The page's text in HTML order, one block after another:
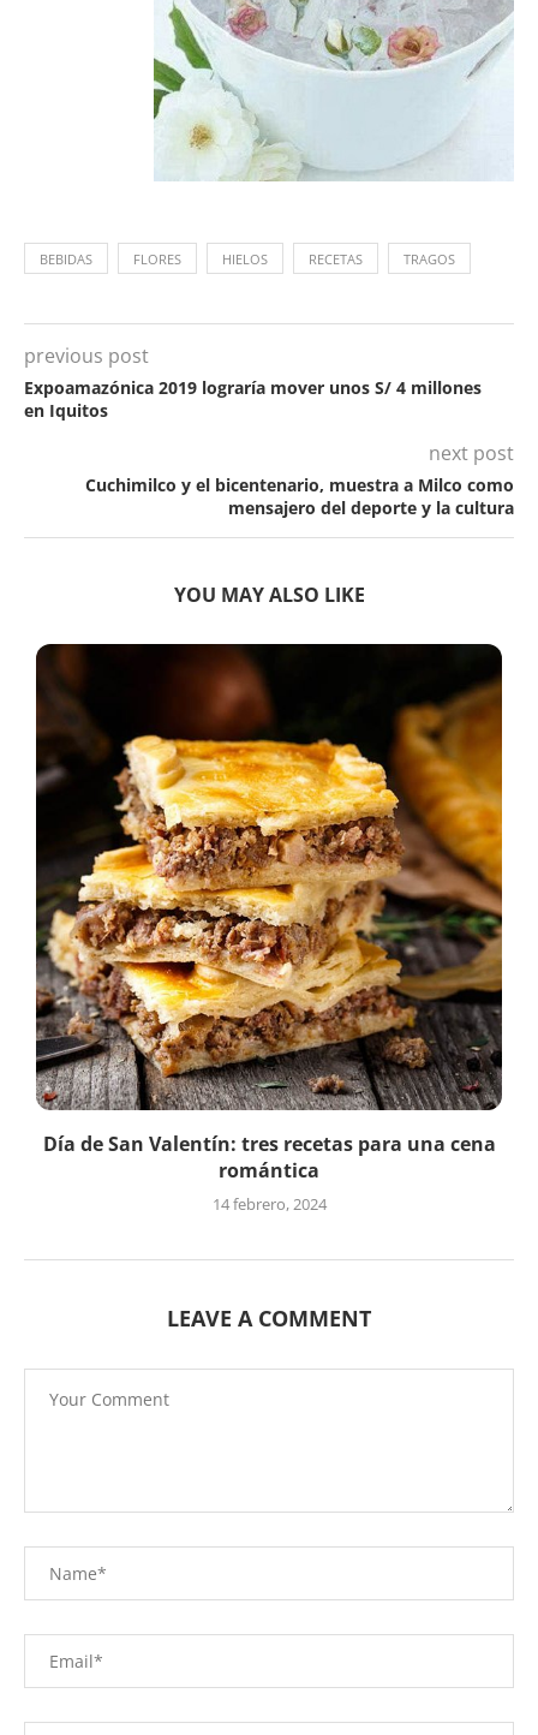
BEBIDAS FLORES HIELOS RECETAS TRAGOS
previous post
Expoamazónica 2019 lograría mover unos S/ 4 millones
en Iquitos
next post
Cuchimilco y el bicentenario, muestra a Milco como
mensajero del deporte y la cultura
YOU MAY ALSO LIKE
Día de San Valentín: tres recetas para una cena
romántica
14 febrero, 2024
LEAVE A COMMENT